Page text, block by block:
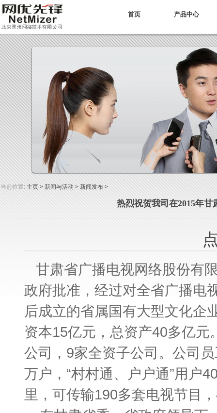
首页 产品中心
当前位置: 主页>新闻与活动>新闻发布>
热烈祝贺我司在2015年
甘肃省广播电视网络股份有
政府批准，经过对全省广播电
后成立的省属国有大型文化企
资本15亿元，总资产40多亿
公司，9家全资子公司。公司
万户，“村村通、户户通”用户
里，可传输190多套电视节目